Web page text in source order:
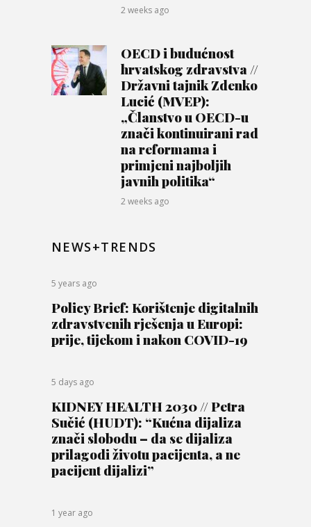
2 weeks ago
OECD i budućnost
hrvatskog zdravstva //
Državni tajnik Zdenko
Lucić (MVEP):
„Članstvo u OECD-u
znači kontinuirani rad
na reformama i
primjeni najboljih
javnih politika“
2 weeks ago
NEWS+TRENDS
5 years ago
Policy Brief: Korištenje digitalnih
zdravstvenih rješenja u Europi:
prije, tijekom i nakon COVID-19
5 days ago
KIDNEY HEALTH 2030 // Petra
Sučić (HUDT): “Kućna dijaliza
znači slobodu – da se dijaliza
prilagodi životu pacijenta, a ne
pacijent dijalizi”
1 year ago